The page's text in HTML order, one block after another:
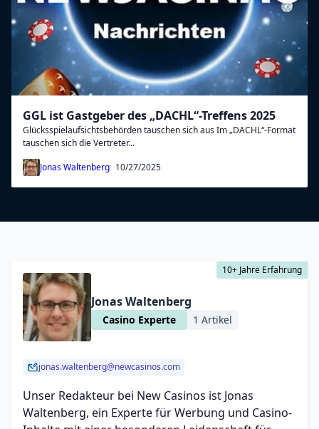
GGL ist Gastgeber des „DACHL“-Treffens 2025
Glücksspielaufsichtsbehörden tauschen sich aus Im „DACHL“-Format
tauschen sich die Vertreter...
Jonas Waltenberg 10/27/2025
Jonas Waltenberg
Casino Experte 1 Artikel
10+ Jahre Erfahrung
jonas.waltenberg@newcasinos.com
Unser Redakteur bei New Casinos ist Jonas
Waltenberg, ein Experte für Werbung und Casino-